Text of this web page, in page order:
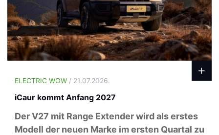
ELECTRIC WOW / 21.07.2026.
iCaur kommt Anfang 2027
Der V27 mit Range Extender wird als erstes
Modell der neuen Marke im ersten Quartal zu